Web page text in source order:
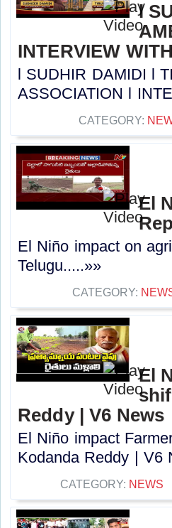
l
INTERVIEW
l SUDHIR DAMIDI l
ASSOCIATION l
CATEGORY:
El
El Niño impact on
Telugu.....»»
CATEGORY:
El
Reddy | V6 News
El Niño impact
Kodanda Reddy | V6
CATEGORY: NEWS